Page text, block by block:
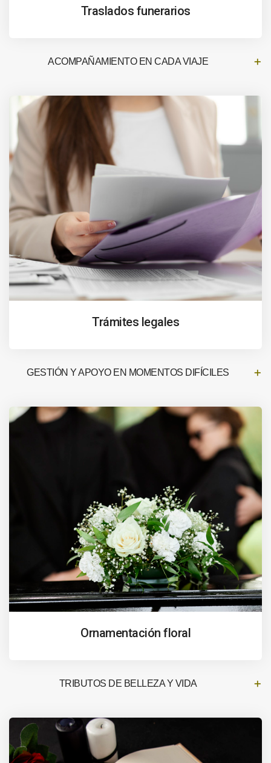
Traslados funerarios
ACOMPAÑAMIENTO EN CADA VIAJE
Trámites legales
GESTIÓN Y APOYO EN MOMENTOS DIFÍCILES
Ornamentación floral
TRIBUTOS DE BELLEZA Y VIDA